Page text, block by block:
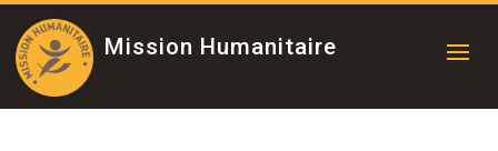
Mission Humanitaire